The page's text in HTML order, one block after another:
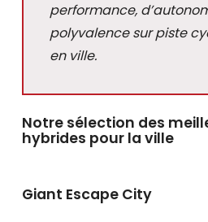
performance,
polyvalence sur piste
en ville.
Notre sélection des
hybrides pour la ville
Giant Escape City